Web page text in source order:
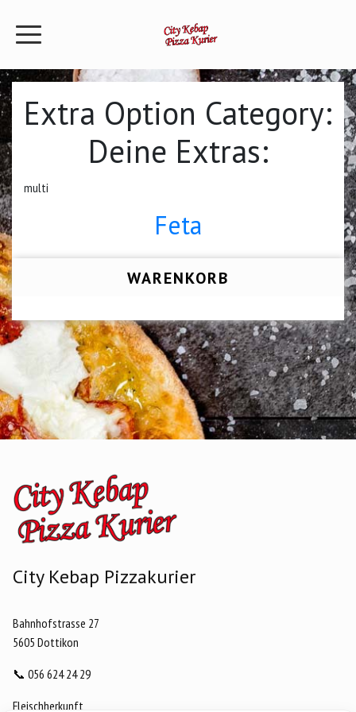
Extra Option Category:
Deine Extras:
multi
Feta
WARENKORB
City Kebap Pizzakurier
Bahnhofstrasse 27
5605 Dottikon
📞 056 624 24 29
Fleischherkunft